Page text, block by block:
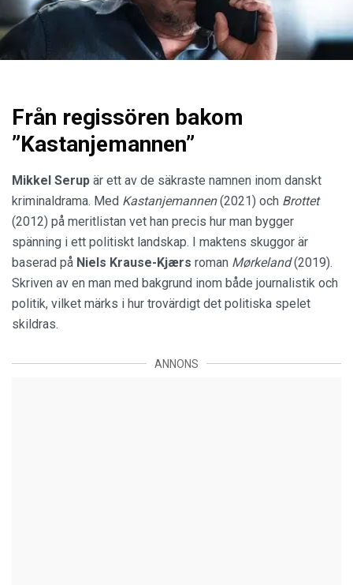
Från regissören bakom
”Kastanjemannen”
Mikkel Serup är ett av de säkraste namnen inom danskt
kriminaldrama. Med Kastanjemannen(2021) och Brottet
(2012) på meritlistan vet han precis hur man bygger
spänning i ett politiskt landskap. I maktens skuggor är
baserad på Niels Krause-Kjærs roman Mørkeland(2019).
Skriven av en man med bakgrund inom både journalistik och
politik, vilket märks i hur trovärdigt det politiska spelet
skildras.
ANNONS